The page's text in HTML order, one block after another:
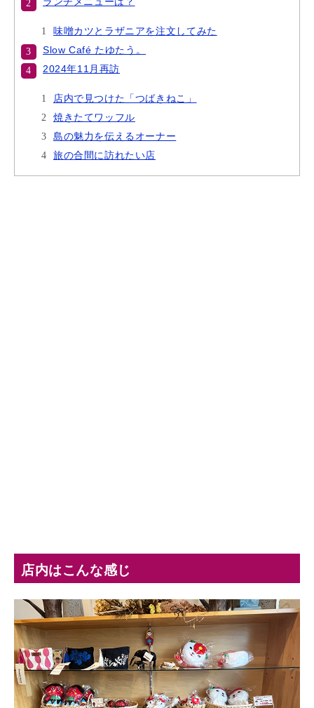
味噌カツとラザニアを注文してみた
Slow Café たゆたう。
2024年11月再訪
店内で見つけた「つばきねこ」
焼きたてワッフル
島の魅力を伝えるオーナー
旅の合間に訪れたい店
店内はこんな感じ